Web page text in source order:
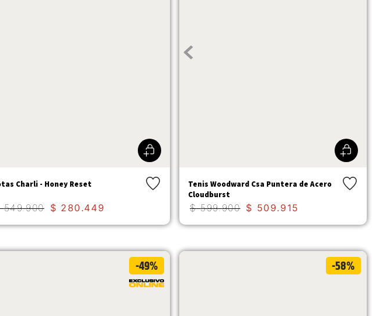
Charli - Honey Reset
549.900 $ 280 .449
Tenis Woodward Csa Puntera de Acero
Cloudburst
$ 599.900 $ 509. 915
-49% -58%